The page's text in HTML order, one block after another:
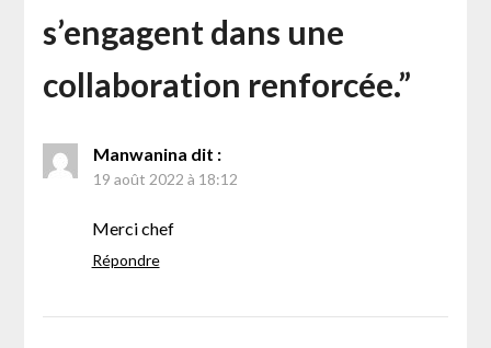
s’engagent dans une
collaboration renforcée.”
Manwanina dit :
19 août 2022 à 18:12
Merci chef
Répondre